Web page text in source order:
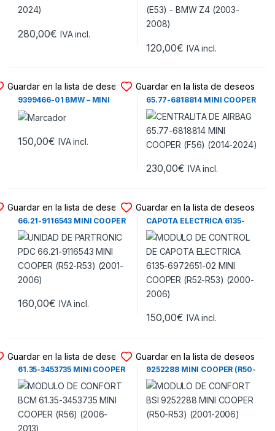
280,00€ IVA incl.
120,00€ IVA incl.
Guardar en la lista de deseos
UNIDAD DE CONTROL 84.10-
9399466-01 BMW – MINI
150,00€ IVA incl.
Guardar en la lista de deseos
CENTRALITA DE AIRBAG
65.77-6818814 MINI COOPER
(F56) (2014-2024)
230,00€ IVA incl.
Guardar en la lista de deseos
UNIDAD DE PARTRONIC PDC
66.21-9116543 MINI COOPER
(R52-R53) (2001-2006)
160,00€ IVA incl.
Guardar en la lista de deseos
MODULO DE CONTROL DE
CAPOTA ELECTRICA 6135-
6972651-02 MINI COOPER
(R52-R53) (2000-2006)
150,00€ IVA incl.
Guardar en la lista de deseos
MODULO DE CONFORT BCM
61.35-3453735 MINI COOPER
(R56) (2006-2013)
Guardar en la lista de deseos
MODULO DE CONFORT BSI
9252288 MINI COOPER (R50-
R53) (2001-2006)